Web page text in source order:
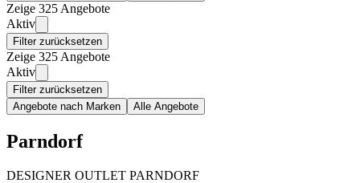
Zeige 325 Angebote
Aktiv
Filter zurücksetzen
Zeige 325 Angebote
Aktiv
Filter zurücksetzen
Angebote nach Marken
Alle Angebote
Parndorf
DESIGNER OUTLET PARNDORF